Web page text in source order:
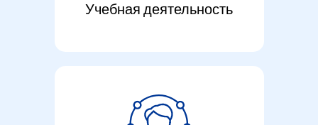
Учебная деятельность